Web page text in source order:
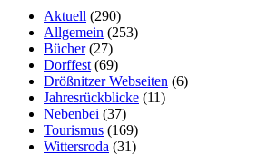
Aktuell (290)
Allgemein (253)
Bücher(27)
Dorffest (69)
Drößnitzer Webseiten (6)
Jahresrückblicke (11)
Nebenbei (37)
Tourismus (169)
Wittersroda (31)